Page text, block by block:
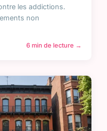
les addictions.
non
6 min de lecture →